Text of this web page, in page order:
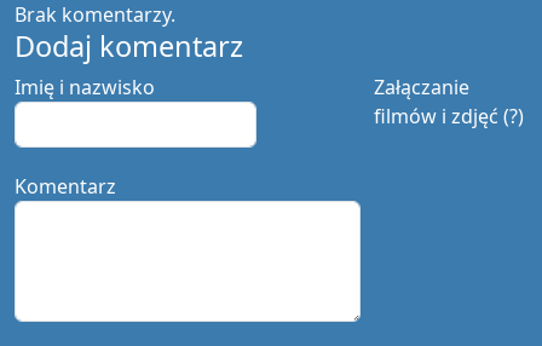
Brak komentarzy.
Dodaj komentarz
Załączanie
filmów i zdjęć (?)
Imię i nazwisko
Komentarz